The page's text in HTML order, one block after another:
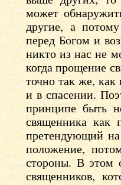
может
другие, а
перед Богом и
никто из нас не
когда прощение
точно так же,
и в спасении.
принципе быть
священника как
претендующий на
положение,
стороны. В этом
священников,